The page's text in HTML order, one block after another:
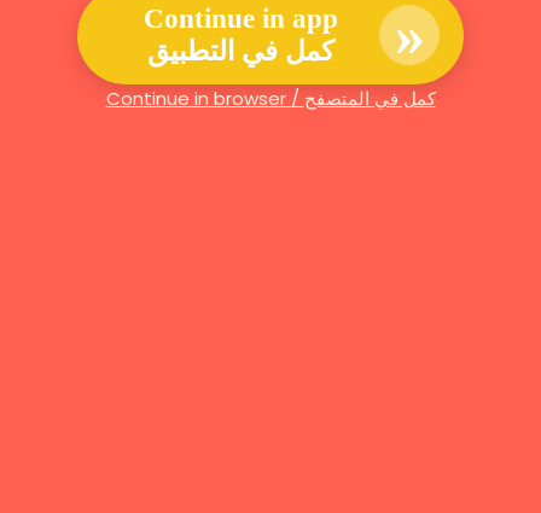
Continue in app
كمل في التطبيق
»
Continue in browser / كمل في المتصفح